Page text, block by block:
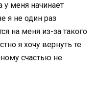
у меня начинает
я не один раз
на меня из-за такого
я хочу вернуть те
счастью не